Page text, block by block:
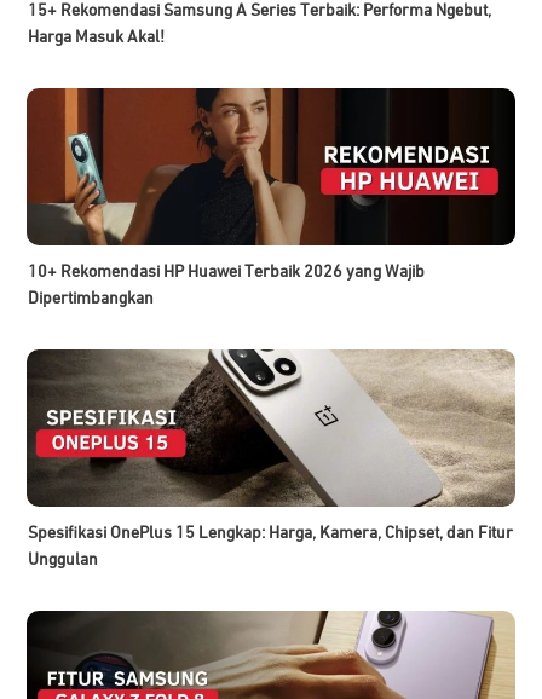
15+ Rekomendasi Samsung A Series Terbaik: Performa Ngebut,
Harga Masuk Akal!
10+ Rekomendasi HP Huawei Terbaik 2026 yang Wajib
Dipertimbangkan
Spesifikasi OnePlus 15 Lengkap: Harga, Kamera, Chipset, dan Fitur
Unggulan